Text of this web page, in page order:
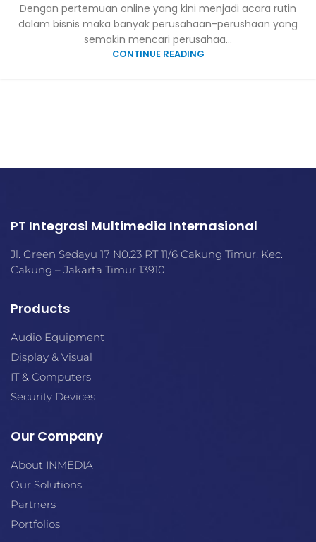
Dengan pertemuan online yang kini menjadi acara rutin
dalam bisnis maka banyak perusahaan-perushaan yang
semakin mencari perusahaa...
CONTINUE READING
PT Integrasi Multimedia Internasional
Jl. Green Sedayu 17 N0.23 RT 11/6 Cakung Timur, Kec.
Cakung – Jakarta Timur 13910
Products
Audio Equipment
Display & Visual
IT & Computers
Security Devices
Our Company
About INMEDIA
Our Solutions
Partners
Portfolios